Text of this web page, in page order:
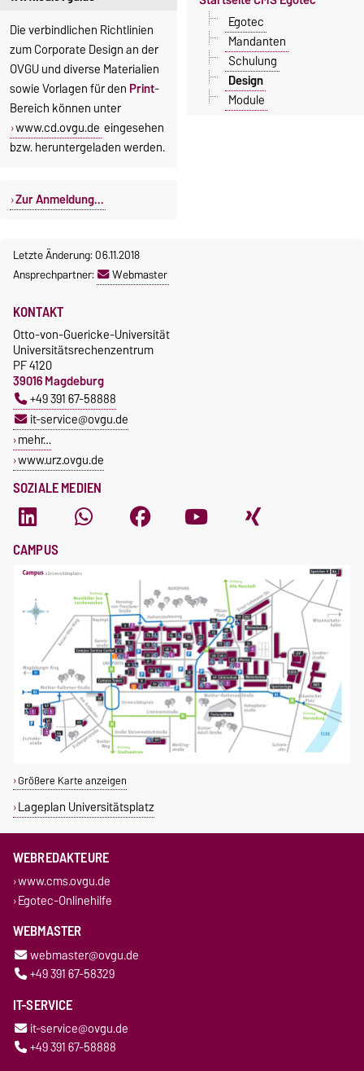
Die verbindlichen Richtlinien
zum Corporate Design an der
OVGU und diverse Materialien
sowie Vorlagen für den Print-
Bereich können unter
www.cd.ovgu.de eingesehen
bzw. heruntergeladen werden.
Egotec
Mandanten
Schulung
Design
Module
Zur Anmeldung...
Letzte Änderung: 06.11.2018
Ansprechpartner:
Webmaster
SOZIALE MEDIEN
KONTAKT
Otto-von-Guericke-Universität
Universitätsrechenzentrum
PF 4120
39016 Magdeburg
+49 391 67-58888
it-service@ovgu.de
mehr…
www.urz.ovgu.de
CAMPUS
Größere Karte anzeigen
Lageplan Universitätsplatz
WEBREDAKTEURE
www.cms.ovgu.de
Egotec-Onlinehilfe
WEBMASTER
webmaster@ovgu.de
+49 391 67-58329
IT-SERVICE
it-service@ovgu.de
+49 391 67-58888